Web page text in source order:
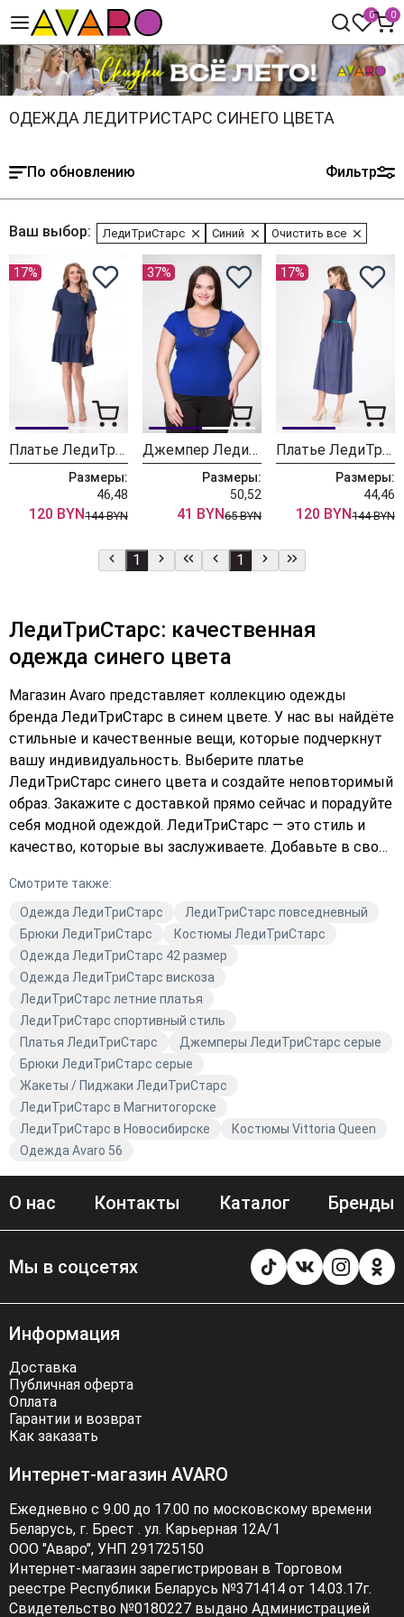
0 0
ОДЕЖДА ЛЕДИТРИСТАРС СИНЕГО ЦВЕТА
По обновлению Фильтр
Ваш выбор: ЛедиТриСтарс Синий Очистить все
17%
Платье ЛедиТриСтарс 1947 синий
Размеры:
46,48
120 BYN144 BYN
37%
Джемпер ЛедиТриСтарс 1417 василек
Размеры:
50,52
41 BYN65 BYN
17%
Платье ЛедиТриСтарс 1772
Размеры:
44,46
120 BYN144 BYN
1 1
ЛедиТриСтарс: качественная
одежда синего цвета
Магазин Avaro представляет коллекцию одежды
бренда ЛедиТриСтарс в синем цвете. У нас вы найдёте
стильные и качественные вещи, которые подчеркнут
вашу индивидуальность. Выберите платье
ЛедиТриСтарс синего цвета и создайте неповторимый
образ. Закажите с доставкой прямо сейчас и порадуйте
себя модной одеждой. ЛедиТриСтарс — это стиль и
качество, которые вы заслуживаете. Добавьте в свой
индивидуальность. Выберите в каталоге
ЛедиТриСтарс и оформите заказ уже сегодня!
Смотрите также:
Одежда ЛедиТриСтарс
ЛедиТриСтарс повседневный
Брюки ЛедиТриСтарс
Костюмы ЛедиТриСтарс
Одежда ЛедиТриСтарс 42 размер
Одежда ЛедиТриСтарс вискоза
ЛедиТриСтарс летние платья
ЛедиТриСтарс спортивный стиль
Платья ЛедиТриСтарс
Джемперы ЛедиТриСтарс серые
Брюки ЛедиТриСтарс серые
Жакеты / Пиджаки ЛедиТриСтарс
ЛедиТриСтарс в Магнитогорске
ЛедиТриСтарс в Новосибирске
Костюмы Vittoria Queen
Одежда Avaro 56
О нас Контакты Каталог Бренды
Мы в соцсетях
Информация
Доставка
Публичная оферта
Оплата
Гарантии и возврат
Как заказать
Интернет-магазин AVARO
Ежедневно с 9.00 до 17.00 по московскому времени
Беларусь, г. Брест . ул. Карьерная 12А/1
ООО "Аваро", УНП 291725150
Интернет-магазин зарегистрирован в Торговом
реестре Республики Беларусь №371414 от 14.03.17г.
Свидетельство №0180227 выдано Администрацией